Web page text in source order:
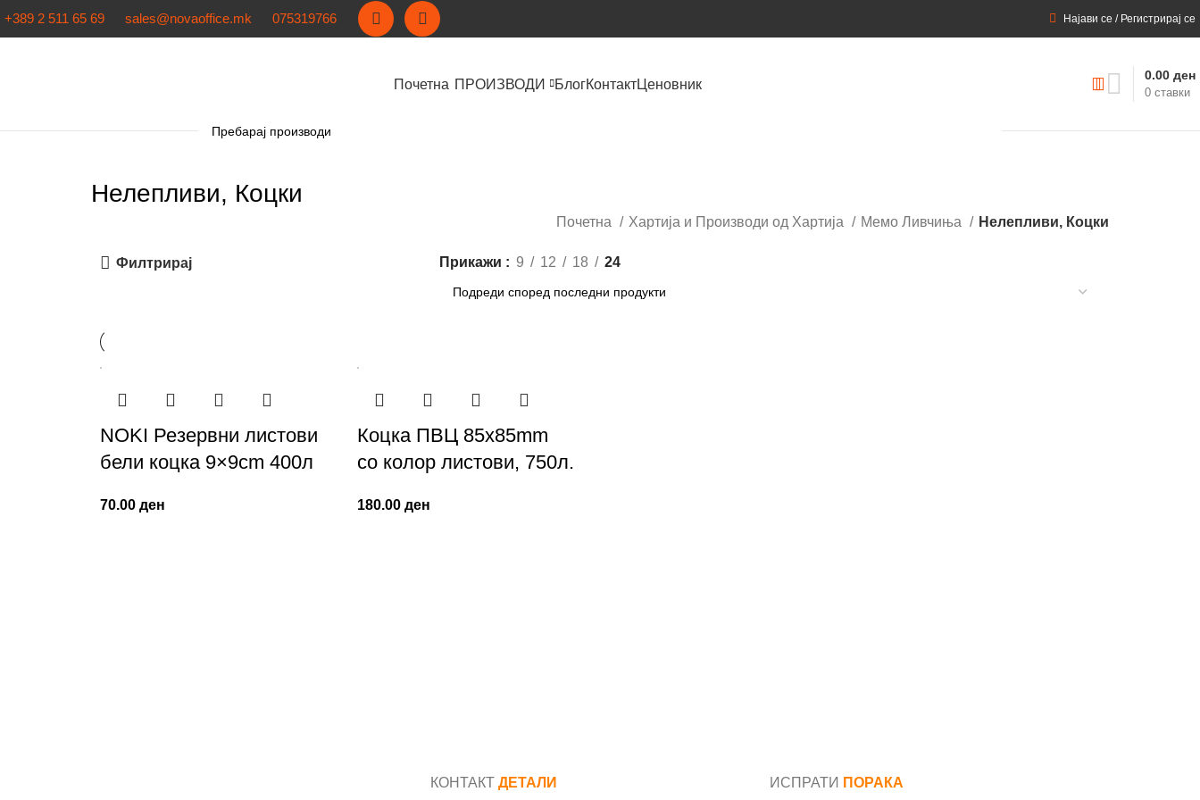
+389 2 511 65 69 sales@novaoffice.mk 075319766 Најави се / Регистрирај се
Почетна ПРОИЗВОДИ БлогКонтактЦеновник
0 ставки
0.00 ден
Нелепливи, Коцки
Почетна Хартија и Производи од Хартија Мемо Ливчиња Нелепливи, Коцки
Филтрирај Прикажи 9 12 18 24
NOKI Резервни листови
бели коцка 9×9сm 400л
70.00 ден
Коцка ПВЦ 85x85mm
со колор листови, 750л.
180.00 ден
КОНТАКТ ДЕТАЛИ ИСПРАТИ ПОРАКА